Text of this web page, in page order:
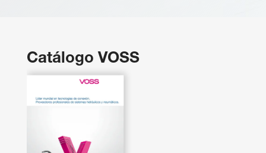
Catálogo VOSS